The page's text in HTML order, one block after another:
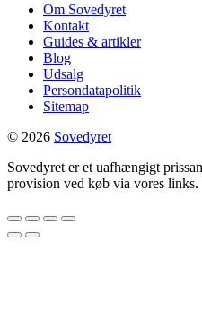
Om Sovedyret
Kontakt
Guides & artikler
Blog
Udsalg
Persondatapolitik
Sitemap
© 2026 Sovedyret
Sovedyret er et uafhængigt
provision ved køb via vores links.